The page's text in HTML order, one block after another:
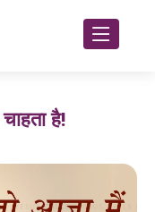
है!